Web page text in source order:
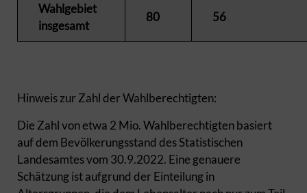
Wahlgebiet
insgesamt
80 56
Hinweis zur Zahl der Wahlberechtigten:
Die Zahl von etwa 2 Mio. Wahlberechtigten basiert
auf dem Bevölkerungsstand des Statistischen
Landesamtes vom 30.9.2022. Eine genauere
Schätzung ist aufgrund der Einteilung in